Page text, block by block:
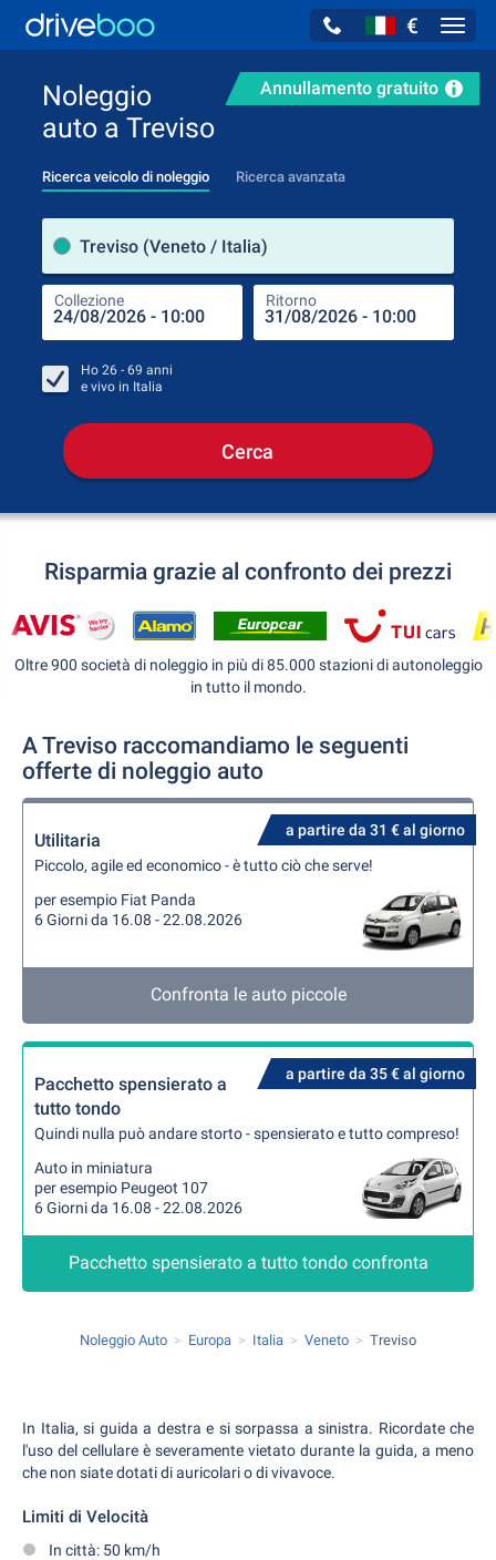
€
Annullamento gratuito
Noleggio
auto a Treviso
Ricerca veicolo di noleggio Ricerca avanzata
Treviso (Veneto / Italia)
Collezione Ritorno
Ho 26 - 69 anni
e vivo in Italia
Cerca
Risparmia grazie al confronto dei prezzi
Oltre 900 società di noleggio in più di 85.000 stazioni di autonoleggio
in tutto il mondo.
A Treviso raccomandiamo le seguenti
offerte di noleggio auto
a partire da 31 € al giorno
Utilitaria
Piccolo, agile ed economico - è tutto ciò che serve!
per esempio Fiat Panda
6 Giorni da 16.08 - 22.08.2026
Confronta le auto piccole
a partire da 35 € al giorno
Pacchetto spensierato a
tutto tondo
Quindi nulla può andare storto - spensierato e tutto compreso!
Auto in miniatura
per esempio Peugeot 107
6 Giorni da 16.08 - 22.08.2026
Pacchetto spensierato a tutto tondo confronta
Noleggio Auto Europa Italia Veneto Treviso
In Italia, si guida a destra e si sorpassa a sinistra. Ricordate che
l'uso del cellulare è severamente vietato durante la guida, a meno
che non siate dotati di auricolari o di vivavoce.
Limiti di Velocità
In città: 50 km/h